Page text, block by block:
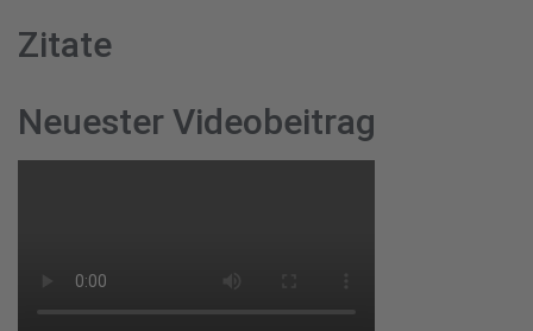
Zitate
Neuester Videobeitrag